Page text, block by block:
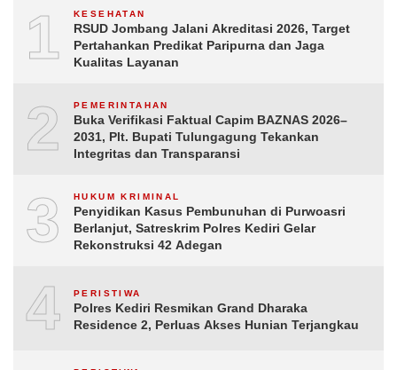
1 KESEHATAN
RSUD Jombang Jalani Akreditasi 2026, Target
Pertahankan Predikat Paripurna dan Jaga
Kualitas Layanan
2 PEMERINTAHAN
Buka Verifikasi Faktual Capim BAZNAS 2026–
2031, Plt. Bupati Tulungagung Tekankan
Integritas dan Transparansi
3 HUKUM KRIMINAL
Penyidikan Kasus Pembunuhan di Purwoasri
Berlanjut, Satreskrim Polres Kediri Gelar
Rekonstruksi 42 Adegan
4 PERISTIWA
Polres Kediri Resmikan Grand Dharaka
Residence 2, Perluas Akses Hunian Terjangkau